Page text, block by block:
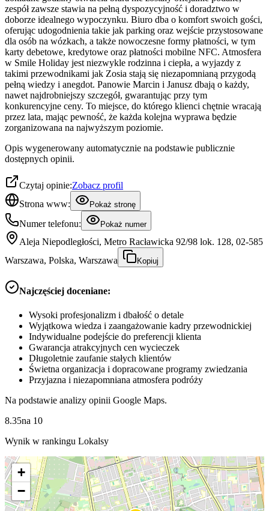
zespół zawsze stawia na pełną dyspozycyjność i doradztwo w
doborze idealnego wypoczynku. Biuro dba o komfort swoich gości,
oferując udogodnienia takie jak parking oraz wejście przystosowane
dla osób na wózkach, a także nowoczesne formy płatności, w tym
karty debetowe, kredytowe oraz płatności mobilne NFC. Atmosfera
w Smile Holiday jest niezwykle rodzinna i ciepła, a wyjazdy z
takimi przewodnikami jak Zosia stają się niezapomnianą przygodą
pełną wiedzy i anegdot. Panowie Marcin i Janusz dbają o każdy,
nawet najdrobniejszy szczegół, gwarantując przy tym
konkurencyjne ceny. To miejsce, do którego klienci chętnie wracają
przez lata, mając pewność, że każda kolejna wyprawa będzie
zorganizowana na najwyższym poziomie.
Opis wygenerowany automatycznie na podstawie publicznie
dostępnych opinii.
Czytaj opinie:Zobacz profil
Strona www:
Pokaż stronę
Numer telefonu: Pokaż numer
Aleja Niepodległości, Metro Racławicka 92/98 lok. 128, 02-585
Warszawa, Polska, Warszawa
Kopiuj
Najczęściej doceniane:
Wysoki profesjonalizm i dbałość o detale
Wyjątkowa wiedza i zaangażowanie kadry przewodnickiej
Indywidualne podejście do preferencji klienta
Gwarancja atrakcyjnych cen wycieczek
Długoletnie zaufanie stałych klientów
Świetna organizacja i dopracowane programy zwiedzania
Przyjazna i niezapomniana atmosfera podróży
Na podstawie analizy opinii Google Maps.
8.35na 10
Wynik w rankingu Lokalsy
+
−